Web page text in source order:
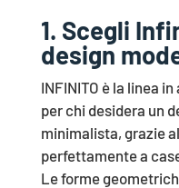
1. Scegli
design
INFINITO è la linea
per chi desidera un
minimalista, grazie
perfettamente a
Le forme